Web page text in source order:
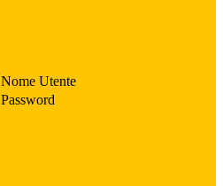
Nome Utente
Password